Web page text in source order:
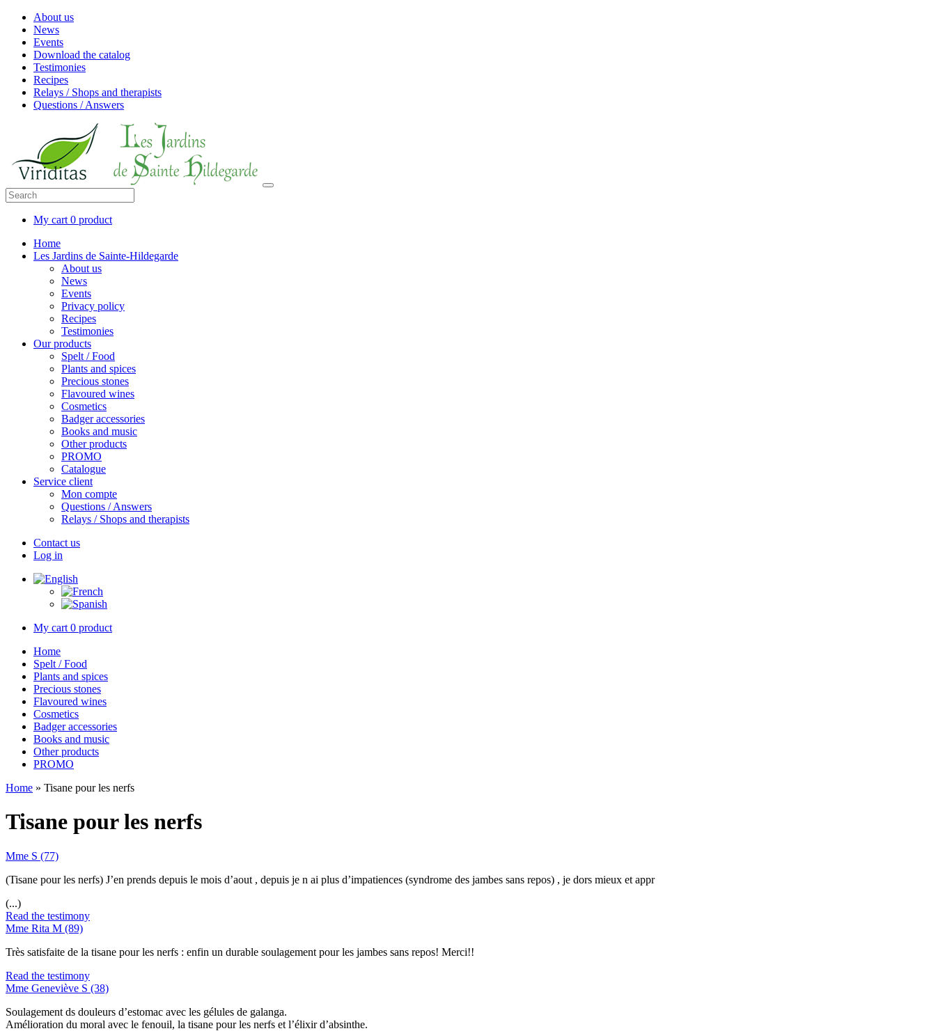
About us
News
Events
Download the catalog
Testimonies
Recipes
Relays / Shops and therapists
Questions / Answers
My cart 0 product
Home
Les Jardins de Sainte-Hildegarde
About us
News
Events
Privacy policy
Recipes
Testimonies
Our products
Spelt / Food
Plants and spices
Precious stones
Flavoured wines
Cosmetics
Badger accessories
Books and music
Other products
PROMO
Catalogue
Service client
Mon compte
Questions / Answers
Relays / Shops and therapists
Contact us
Log in
My cart 0 product
Home
Spelt / Food
Plants and spices
Precious stones
Flavoured wines
Cosmetics
Badger accessories
Books and music
Other products
PROMO
Home » Tisane pour les nerfs
Tisane pour les nerfs
Mme S (77)
(Tisane pour les nerfs) J’en prends depuis le mois d’aout , depuis je n ai plus d’impatiences (syndrome des jambes sans repos) , je dors mieux et appr
(...)
Read the testimony
Mme Rita M (89)
Très satisfaite de la tisane pour les nerfs : enfin un durable soulagement pour les jambes sans repos! Merci!!
Read the testimony
Mme Geneviève S (38)
Soulagement ds douleurs d’estomac avec les gélules de galanga.
Amélioration du moral avec le fenouil, la tisane pour les nerfs et l’élixir d’absinthe.